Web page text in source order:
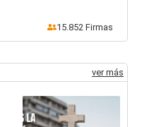
15.852 Firmas
ver más